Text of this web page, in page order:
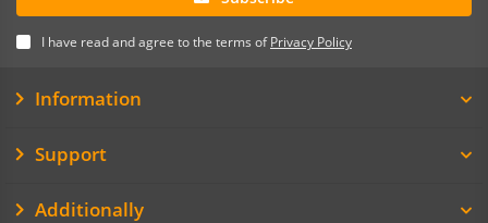
I have read and agree to the terms ofPrivacy Policy
Information
Support
Additionally